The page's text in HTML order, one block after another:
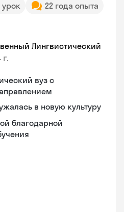
урок
22 года опыта
Лингвистический
вуз с
в новую культуру
благодарной